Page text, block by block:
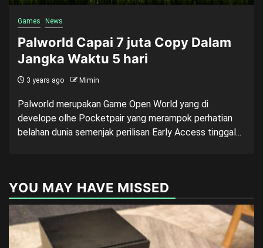
Games News
Palworld Capai 7 juta Copy Dalam
Jangka Waktu 5 hari
3 years ago Mimin
Palworld merupakan Game Open World yang di
develope olhe Pocketpair yang merampok perhatian
belahan dunia semenjak perilisan Early Access tinggal...
YOU MAY HAVE MISSED